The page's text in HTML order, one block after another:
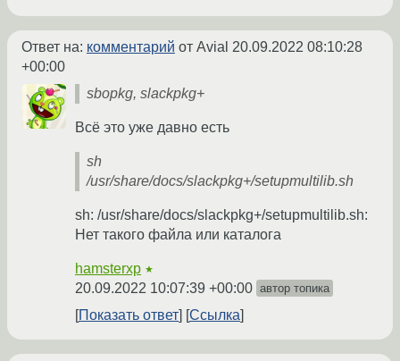
Ответ на: комментарий от Avial 20.09.2022 08:10:28
+00:00
sbopkg, slackpkg+
Всё это уже давно есть
sh
/usr/share/docs/slackpkg+/setupmultilib.sh
sh: /usr/share/docs/slackpkg+/setupmultilib.sh:
Нет такого файла или каталога
hamsterxp ★
20.09.2022 10:07:39 +00:00 автор топика
Показать ответ Ссылка